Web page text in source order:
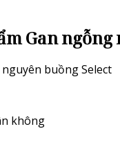
Gan
buồng Select
không